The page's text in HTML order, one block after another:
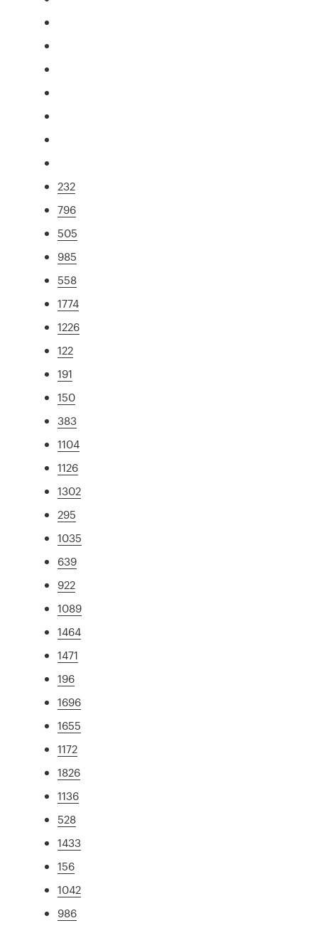
232
796
505
985
558
1774
1226
122
191
150
383
1104
1126
1302
295
1035
639
922
1089
1464
1471
196
1696
1655
1172
1826
1136
528
1433
156
1042
986